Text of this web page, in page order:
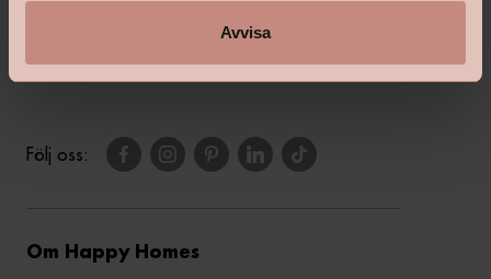
Avvisa
Följ oss:
Om Happy Homes